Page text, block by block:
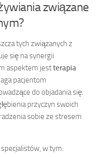
związane
tych związanych z
się na synergii
aspektem jestterapia
pacjentom
do objadania się.
przyczyn swoich
sobie ze stresem
w tym: